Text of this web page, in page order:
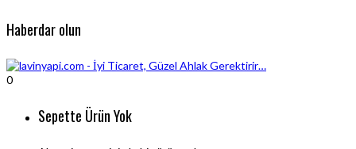
Haberdar olun
0
Sepette Ürün Yok